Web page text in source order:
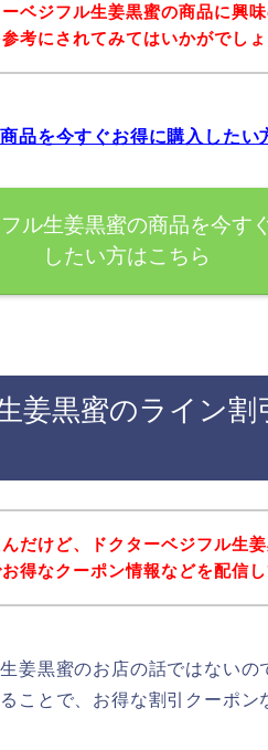
ベジフル生姜黒蜜の商品に興
考にされてみてはいかがでしょ
品を今すぐお得に購入したい
ル生姜黒蜜の商品を今す
したい方はこちら
姜黒蜜のライン
だけど、ドクターベジフル生
得なクーポン情報などを配信
姜黒蜜のお店の話ではないの
ことで、お得な割引クーポン